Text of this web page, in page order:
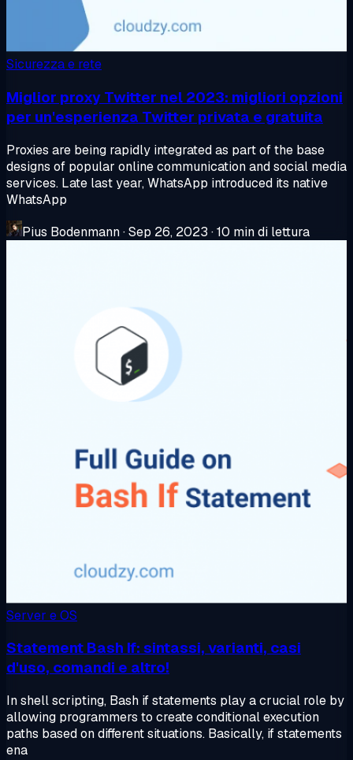
Sicurezza e rete
Miglior proxy Twitter nel 2023: migliori opzioni
per un'esperienza Twitter privata e gratuita
Proxies are being rapidly integrated as part of the base
designs of popular online communication and social media
services. Late last year, WhatsApp introduced its native
WhatsApp
Pius Bodenmann·Sep 26, 2023 ·10 min di lettura
Server e OS
Statement Bash If: sintassi, varianti, casi
d'uso, comandi e altro!
In shell scripting, Bash if statements play a crucial role by
allowing programmers to create conditional execution
paths based on different situations. Basically, if statements
ena